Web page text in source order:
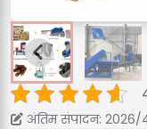
अंतिम संपादन: 2026/